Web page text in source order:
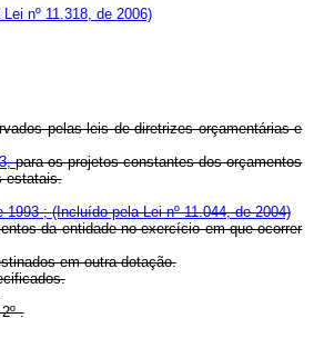
nº 11.318, de 2006)
pelas leis de diretrizes orçamentárias e
para os projetos constantes dos orçamentos
estatais.
1993 ;(Incluído pela Lei nº 11.044, de 2004)
da entidade no exercício em que ocorrer
em outra dotação.
.